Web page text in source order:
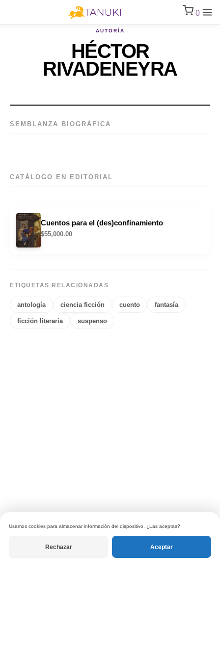
Usamos cookies para almacenar información del dispositivo. ¿Las aceptas?
Aceptar
Rechazar
0
AUTORÍA
HÉCTOR
RIVADENEYRA
SEMBLANZA BIOGRÁFICA
CATÁLOGO EN EDITORIAL
Cuentos para el (des)confinamiento
$55,000.00
ETIQUETAS RELACIONADAS
antología ciencia ficción cuento fantasía
ficción literaria suspenso